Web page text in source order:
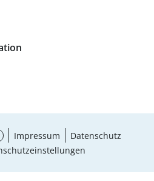
Impressum
Datenschutz